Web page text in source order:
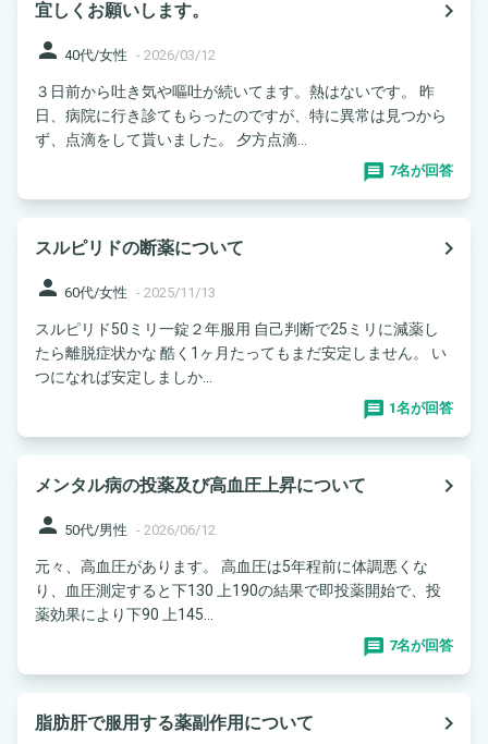
宜しくお願いします。
navigate_next
person 40代/女性 - 2026/03/12
３日前から吐き気や嘔吐が続いてます。熱はないです。 昨
日、病院に行き診てもらったのですが、特に異常は見つから
ず、点滴をして貰いました。 夕方点滴...
7名が回答
スルピリドの断薬について
navigate_next
person 60代/女性 - 2025/11/13
スルピリド50ミリ一錠２年服用 自己判断で25ミリに減薬し
たら離脱症状かな 酷く1ヶ月たってもまだ安定しません。 い
つになれば安定しましか...
1名が回答
メンタル病の投薬及び高血圧上昇について
navigate_next
person 50代/男性 - 2026/06/12
元々、高血圧があります。 高血圧は5年程前に体調悪くな
り、血圧測定すると下130 上190の結果で即投薬開始で、投
薬効果により下90 上145...
7名が回答
脂肪肝で服用する薬副作用について
navigate_next